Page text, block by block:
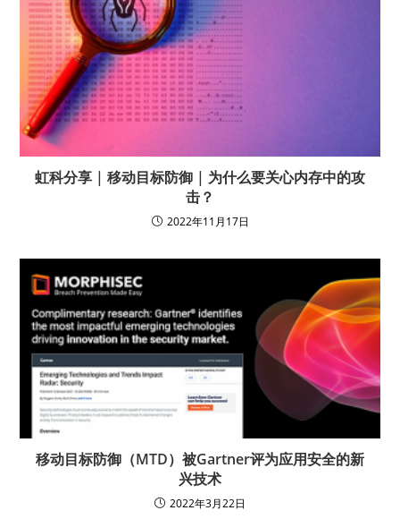
虹科分享 | 移动目标防御 | 为什么要关心内存中的攻
击？
2022年11月17日
移动目标防御（MTD）被Gartner评为应用安全的新
兴技术
2022年3月22日